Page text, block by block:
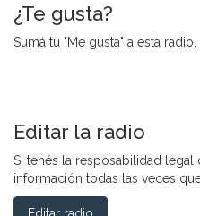
¿Te gusta?
Sumá tu "Me gusta" a esta radio.
Editar la radio
Si tenés la resposabilidad
información todas las veces
Editar radio